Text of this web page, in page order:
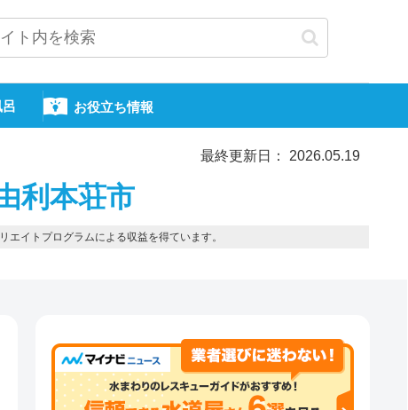
お役立ち情報
最終更新日： 2026.05.19
利本荘市
エイトプログラムによる収益を得ています。